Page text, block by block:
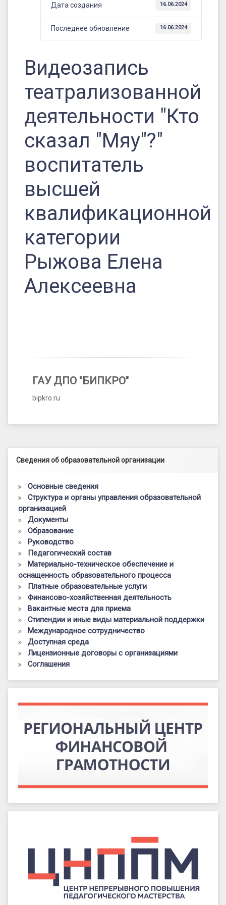
категории
Рыжова
Алексеевна
Дата создания 16.06.2024
Последнее обновление 16.06.2024
Видеозапись
театрализованной
деятельности "Кто
сказал "Мяу"?"
воспитатель
высшей
квалификационной
категории
Рыжова Елена
Алексеевна
ГАУ ДПО "БИПКРО"
bipkro.ru
Левый сайдбар
Сведения об образовательной организации
Основные сведения
Структура и органы управления образовательной
организацией
Документы
Образование
Руководство
Педагогический состав
Материально-техническое обеспечение и
оснащенность образовательного процесса
Платные образовательные услуги
Финансово-хозяйственная деятельность
Вакантные места для приема
Стипендии и иные виды материальной поддержки
Международное сотрудничество
Доступная среда
Лицензионные договоры с организациями
Соглашения